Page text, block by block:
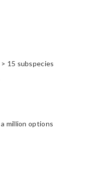
> 15 subspecies
a million options